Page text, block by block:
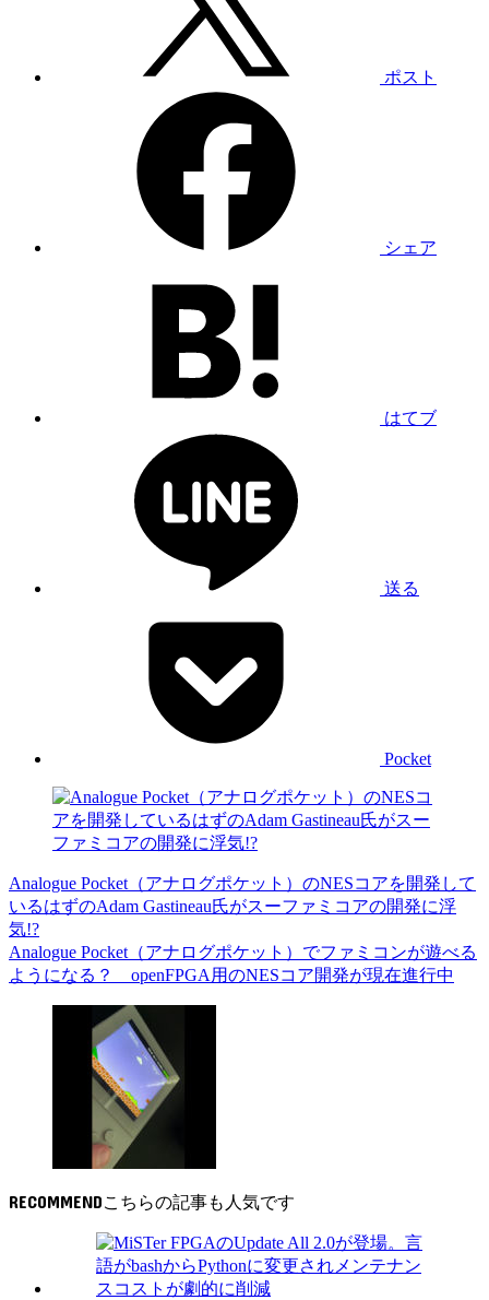
ポスト
シェア
はてブ
送る
Pocket
Analogue Pocket（アナログポケット）のNESコアを開発して
いるはずのAdam Gastineau氏がスーファミコアの開発に浮
気!?
Analogue Pocket（アナログポケット）でファミコンが遊べる
ようになる？ openFPGA用のNESコア開発が現在進行中
RECOMMEND